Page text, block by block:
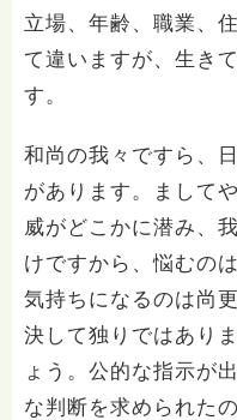
立場、年齢、職業、
て違いますが、生き
す。
和尚の我々ですら、
があります。まして
威がどこかに潜み、
けですから、悩むの
気持ちになるのは尚更
決して独りではあり
ょう。公的な指示が
な判断を求められた